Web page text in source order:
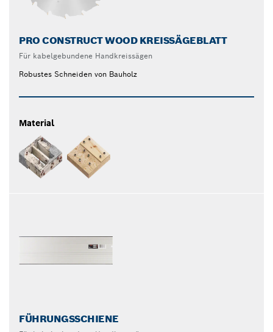
PRO CONSTRUCT WOOD KREISSÄGEBLATT
Für kabelgebundene Handkreissägen
Robustes Schneiden von Bauholz
Material
FÜHRUNGSSCHIENE